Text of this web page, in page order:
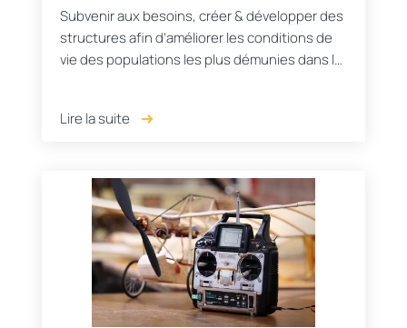
Subvenir aux besoins, créer & développer des
structures afin d’améliorer les conditions de
vie des populations les plus démunies dans le
Lire la suite